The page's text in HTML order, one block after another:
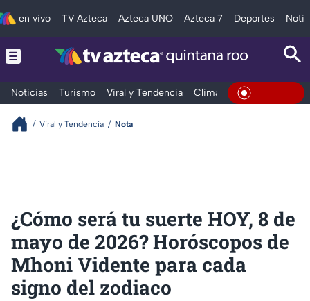
en vivo TV Azteca Azteca UNO Azteca 7 Deportes
Noticias Turismo Viral y Tendencia Clima Tráfico
Viral y Tendencia Nota
¿Cómo será tu suerte HOY, 8 de
mayo de 2026? Horóscopos de
Mhoni Vidente para cada
signo del zodiaco